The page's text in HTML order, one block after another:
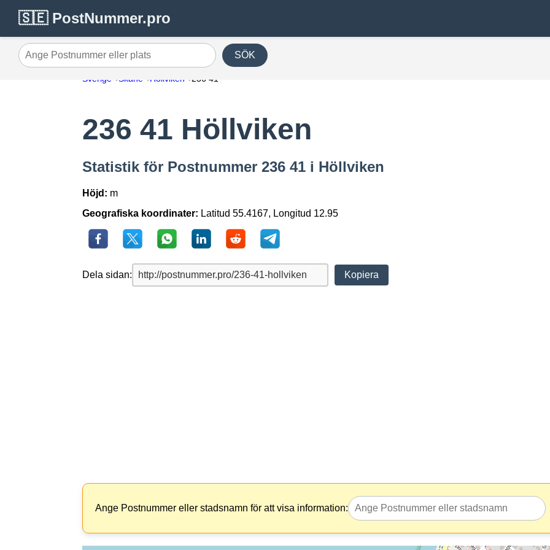
🇸🇪 PostNummer.pro
Ange Postnummer eller plats SÖK
Sverige Skåne Höllviken 236 41
236 41 Höllviken
Statistik för Postnummer 236 41 i Höllviken
Höjd: m
Geografiska koordinater: Latitud 55.4167, Longitud 12.95
Dela sidan: Kopiera
Ange Postnummer eller stadsnamn för att visa information: